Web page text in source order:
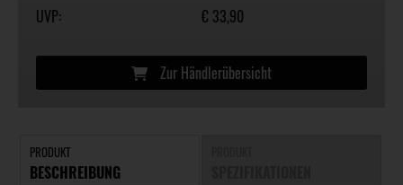
UVP: € 33,90
Zur Händlerübersicht
PRODUKT
BESCHREIBUNG